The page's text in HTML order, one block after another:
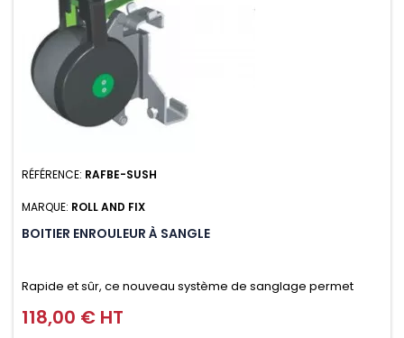
RÉFÉRENCE: RAFBE-SUSH
MARQUE: ROLL AND FIX
BOITIER ENROULEUR À SANGLE
Rapide et sûr, ce nouveau système de sanglage permet
d’arrimer le chargement sur la galerie en moins d’une
Prix
118,00 € HT